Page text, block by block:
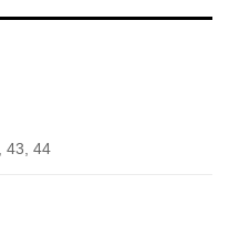
43, 44